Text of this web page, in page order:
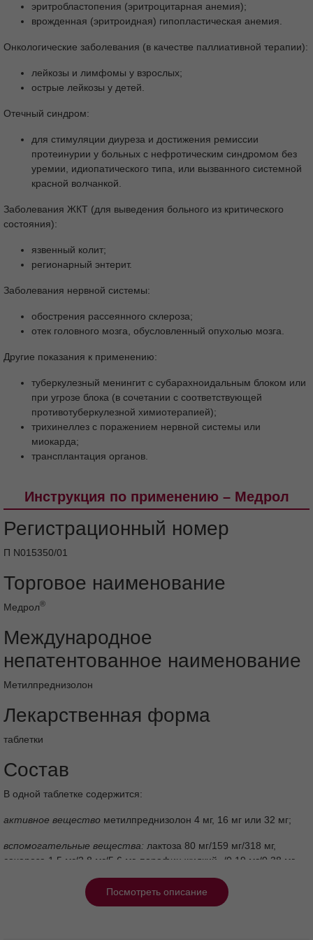
эритробластопения (эритроцитарная анемия);
врожденная (эритроидная) гипопластическая анемия.
Онкологические заболевания (в качестве паллиативной терапии):
лейкозы и лимфомы у взрослых;
острые лейкозы у детей.
Отечный синдром:
для стимуляции диуреза и достижения ремиссии
протеинурии у больных с нефротическим синдромом без
уремии, идиопатического типа, или вызванного системной
красной волчанкой.
Заболевания ЖКТ (для выведения больного из критического
состояния):
язвенный колит;
регионарный энтерит.
Заболевания нервной системы:
обострения рассеянного склероза;
отек головного мозга, обусловленный опухолью мозга.
Другие показания к применению:
туберкулезный менингит с субарахноидальным блоком или
при угрозе блока (в сочетании с соответствующей
противотуберкулезной химиотерапией);
трихинеллез с поражением нервной системы или
миокарда;
трансплантация органов.
Инструкция по применению – Медрол
Регистрационный номер
П N015350/01
Торговое наименование
Медрол®
Международное
непатентованное наименование
Метилпреднизолон
Лекарственная форма
таблетки
Состав
В одной таблетке содержится:
активное вещество метилпреднизолон 4 мг, 16 мг или 32 мг;
вспомогательные вещества: лактоза 80 мг/159 мг/318 мг,
сахароза 1,5 мг/2,8 мг/5,6 мг, парафин жидкий -/0,19 мг/0,38 мг,
12,3 мг/25,3 мг/55,22 мг, крахмал кукурузный высушенный 2 мг/-/-.
Посмотреть описание